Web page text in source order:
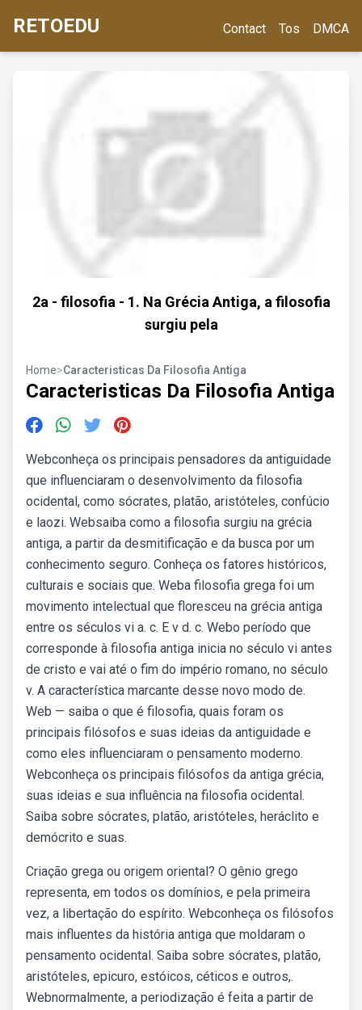
RETOEDU Contact Tos DMCA
2a - filosofia - 1. Na Grécia Antiga, a filosofia
surgiu pela
Home>Caracteristicas Da Filosofia Antiga
Caracteristicas Da Filosofia Antiga
Webconheça os principais pensadores da antiguidade
que influenciaram o desenvolvimento da filosofia
ocidental, como sócrates, platão, aristóteles, confúcio
e laozi. Websaiba como a filosofia surgiu na grécia
antiga, a partir da desmitificação e da busca por um
conhecimento seguro. Conheça os fatores históricos,
culturais e sociais que. Weba filosofia grega foi um
movimento intelectual que floresceu na grécia antiga
entre os séculos vi a. c. E v d. c. Webo período que
corresponde à filosofia antiga inicia no século vi antes
de cristo e vai até o fim do império romano, no século
v. A característica marcante desse novo modo de.
Web — saiba o que é filosofia, quais foram os
principais filósofos e suas ideias da antiguidade e
como eles influenciaram o pensamento moderno.
Webconheça os principais filósofos da antiga grécia,
suas ideias e sua influência na filosofia ocidental.
Saiba sobre sócrates, platão, aristóteles, heráclito e
demócrito e suas.
Criação grega ou origem oriental? O gênio grego
representa, em todos os domínios, e pela primeira
vez, a libertação do espírito. Webconheça os filósofos
mais influentes da história antiga que moldaram o
pensamento ocidental. Saiba sobre sócrates, platão,
aristóteles, epicuro, estóicos, céticos e outros,.
Webnormalmente, a periodização é feita a partir de